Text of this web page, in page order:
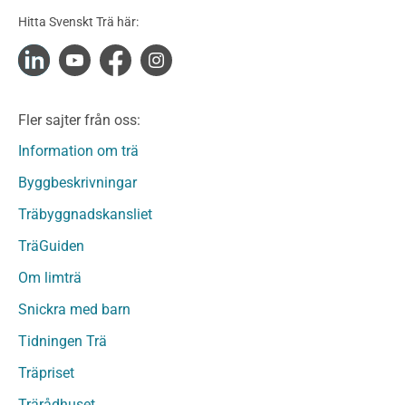
Konstruktionsvirke Fingerskarvat
Konstruktionsvirke Fingerskarvat Obehandlat
Limträ
Fanerträ
Fanerträ Obehandlat
Träpanel och Utvändig beklädnad Behandlat
Träpanel och utvändig beklädnad Obehandlat
Trägolv
Sågat virke
Sågat virke Behandlat
Övriga träprodukter
Hitta Svenskt Trä här:
Fler sajter från oss:
Information om trä
Byggbeskrivningar
Träbyggnadskansliet
TräGuiden
Om limträ
Snickra med barn
Tidningen Trä
Träpriset